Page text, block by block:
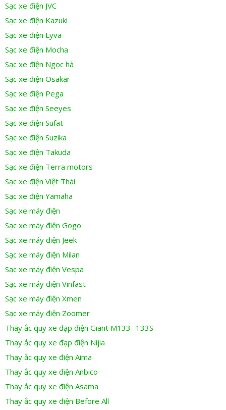
Sạc xe điện JVC
Sạc xe điện Kazuki
Sạc xe điện Lyva
Sạc xe điện Mocha
Sạc xe điện Ngọc hà
Sạc xe điện Osakar
Sạc xe điện Pega
Sạc xe điện Seeyes
Sạc xe điện Sufat
Sạc xe điện Suzika
Sạc xe điện Takuda
Sạc xe điện Terra motors
Sạc xe điện Việt Thái
Sạc xe điện Yamaha
Sạc xe máy điện
Sạc xe máy điện Gogo
Sạc xe máy điện Jeek
Sạc xe máy điện Milan
Sạc xe máy điện Vespa
Sạc xe máy điện Vinfast
Sạc xe máy điện Xmen
Sạc xe máy điện Zoomer
Thay ắc quy xe đạp điện Giant M133- 133S
Thay ắc quy xe đạp điện Nijia
Thay ắc quy xe điện Aima
Thay ắc quy xe điện Anbico
Thay ắc quy xe điện Asama
Thay ắc quy xe điện Before All